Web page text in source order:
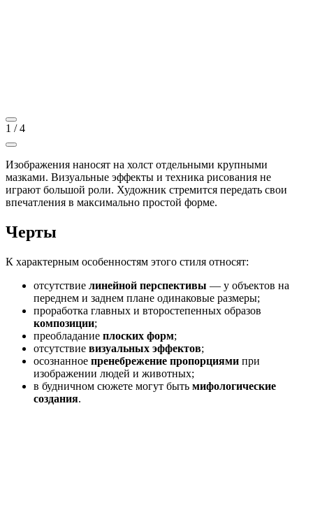
1 /4
Изображения наносят на холст отдельными крупными
мазками. Визуальные эффекты и техника рисования не
играют большой роли. Художник стремится передать свои
впечатления в максимально простой форме.
Черты
К характерным особенностям этого стиля относят:
отсутствие линейной перспективы — у объектов на
переднем и заднем плане одинаковые размеры;
проработка главных и второстепенных образов
композиции;
преобладание плоских форм;
отсутствие визуальных эффектов;
осознанное пренебрежение пропорциями при
изображении людей и животных;
в будничном сюжете могут быть мифологические
создания.